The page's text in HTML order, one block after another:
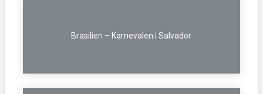
Brasilien – Karnevalen i Salvador